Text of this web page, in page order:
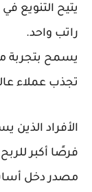
يتيح التنويع
راتب واحد.
يسمح بتجربة
تجذب عملاء
الأفراد
فرصًا أكبر
مصدر دخل